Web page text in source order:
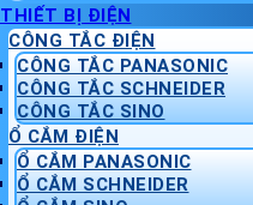
THIẾT BỊ ĐIỆN
CÔNG TẮC ĐIỆN
CÔNG TẮC PANASONIC
CÔNG TẮC SCHNEIDER
CÔNG TẮC SINO
Ổ CẮM ĐIỆN
Ổ CẮM PANASONIC
Ổ CẮM SCHNEIDER